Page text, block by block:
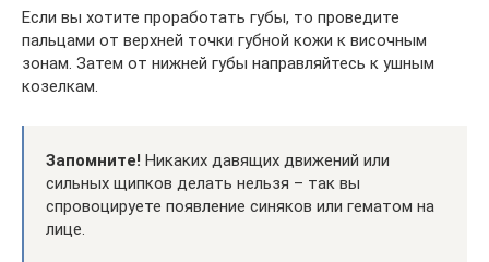
Если вы хотите проработать губы, то проведите
пальцами от верхней точки губной кожи к височным
зонам. Затем от нижней губы направляйтесь к ушным
козелкам.
Запомните! Никаких давящих движений или
сильных щипков делать нельзя – так вы
спровоцируете появление синяков или гематом на
лице.